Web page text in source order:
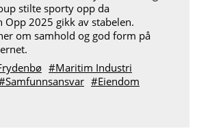
stilte sporty opp da
Opp 2025 gikk av stabelen.
om samhold og god form på
Maritim Industri
Samfunnsansvar Eiendom